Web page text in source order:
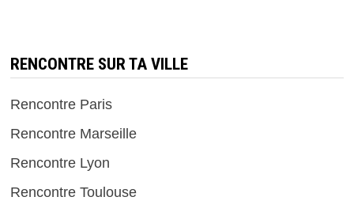
RENCONTRE SUR TA VILLE
Rencontre Paris
Rencontre Marseille
Rencontre Lyon
Rencontre Toulouse